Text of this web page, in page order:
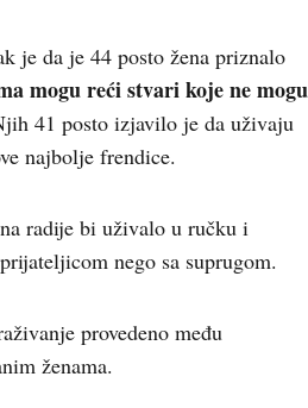
je da je 44 posto žena priznalo
mogu reći stvari koje ne mogu
41 posto izjavilo je da uživaju
najbolje frendice.
radije bi uživalo u ručku i
nego sa suprugom.
provedeno među
ženama.